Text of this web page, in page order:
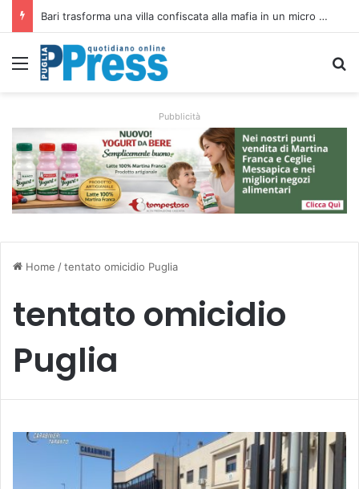
Rubano strumenti e farmaci ai medici dei migranti a Bari: ferme le visite a Nardò
Menu
Pubblicità
Home /tentato omicidio Puglia
tentato omicidio
Puglia